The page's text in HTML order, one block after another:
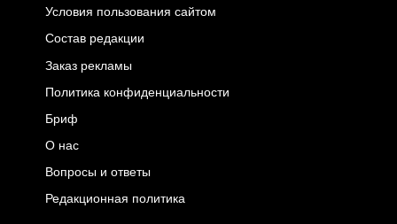
Условия пользования сайтом
Состав редакции
Заказ рекламы
Политика конфиденциальности
Бриф
О нас
Вопросы и ответы
Редакционная политика